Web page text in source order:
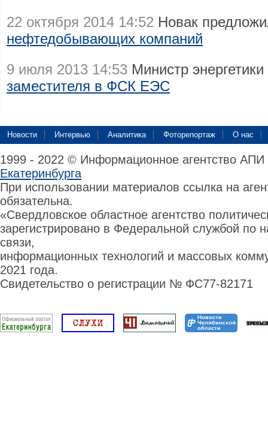
22 октября 2014 14:52 Новак
нефтедобывающих компаний
9 июля 2013 14:53 Министр
заместителя в ФСК ЕЭС
Новости Интервью Аналитика Фоторепортаж О нас
1999 - 2022 © Информационное агентство
Екатеринбурга
При использовании материалов ссылка на
обязательна.
«Свердловское областное агентство
зарегистрировано в Федеральной службой по
связи,
информационных технологий и массовых
2021 года.
Свидетельство о регистрации № ФС77-82171